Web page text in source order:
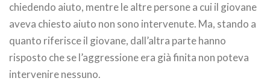
chiedendo aiuto, mentre le altre persone a cui il giovane
aveva chiesto aiuto non sono intervenute. Ma, stando a
quanto riferisce il giovane, dall’altra parte hanno
risposto che se l’aggressione era già finita non poteva
intervenire nessuno.